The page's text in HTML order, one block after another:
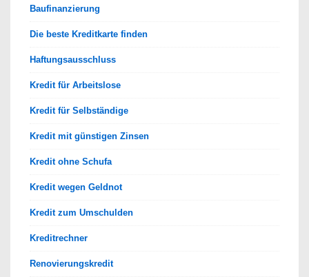
Baufinanzierung
Die beste Kreditkarte finden
Haftungsausschluss
Kredit für Arbeitslose
Kredit für Selbständige
Kredit mit günstigen Zinsen
Kredit ohne Schufa
Kredit wegen Geldnot
Kredit zum Umschulden
Kreditrechner
Renovierungskredit